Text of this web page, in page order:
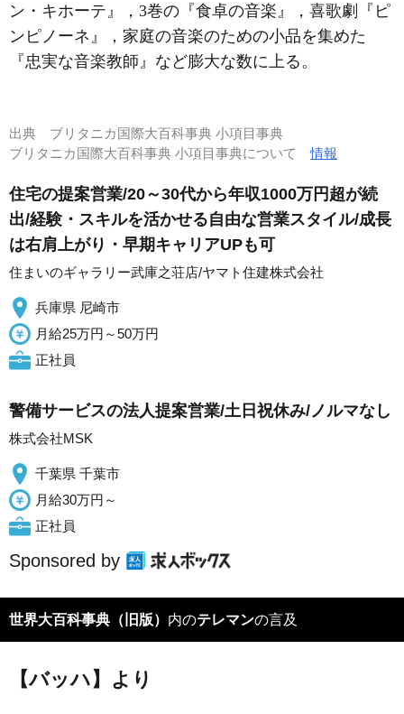
ン・キホーテ』，3巻の『食卓の音楽』，喜歌劇『ピ
ンピノーネ』，家庭の音楽のための小品を集めた
『忠実な音楽教師』など膨大な数に上る。
出典 ブリタニカ国際大百科事典 小項目事典
ブリタニカ国際大百科事典 小項目事典について情報
住宅の提案営業/20～30代から年収1000万円超が続
出/経験・スキルを活かせる自由な営業スタイル/成長
は右肩上がり・早期キャリアUPも可
住まいのギャラリー武庫之荘店/ヤマト住建株式会社
兵庫県 尼崎市
月給25万円～50万円
正社員
警備サービスの法人提案営業/土日祝休み/ノルマなし
株式会社MSK
千葉県 千葉市
月給30万円～
正社員
Sponsored by
世界大百科事典（旧版） 内のテレマンの言及
【バッハ】より